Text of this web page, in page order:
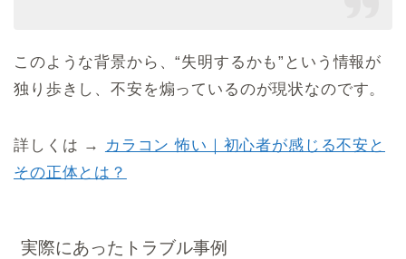
このような背景から、“失明するかも”という情報が
独り歩きし、不安を煽っているのが現状なのです。
詳しくは →
カラコン 怖い｜初心者が感じる不安と
その正体とは？
実際にあったトラブル事例